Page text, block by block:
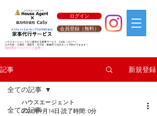
ログイン
会員登録（無料）
ハウスエージェントがご提供する家事サービス CaSy （カジー）
江戸川区・江東区・浦安市・市川市・船橋市で当日ネット予約ができます！
福利厚生リロクラブと提携！
記事 新規登録
全ての記事
全ての記事
ハウスエージェント
2021年9月14日 読了時間: 0分